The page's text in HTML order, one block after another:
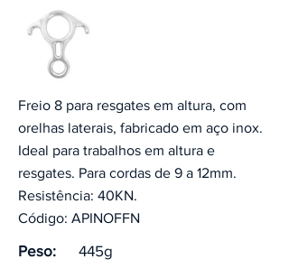
Freio 8 para resgates em altura, com
orelhas laterais, fabricado em aço inox.
Ideal para trabalhos em altura e
resgates. Para cordas de 9 a 12mm.
Resistência: 40KN.
Código: APINOFFN
Peso: 445g